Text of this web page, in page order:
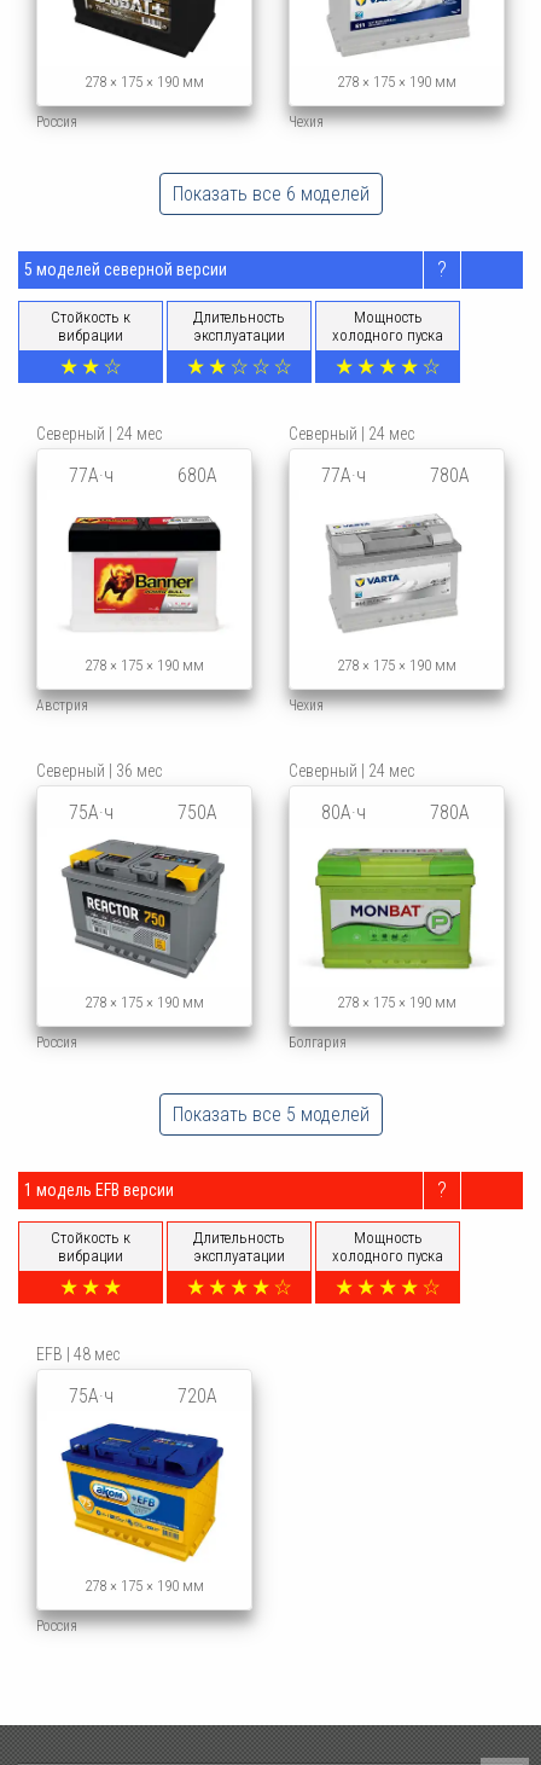
278 × 175 × 190 мм
Россия
278 × 175 × 190 мм
Чехия
Показать все 6 моделей
5 моделей северной версии ?
Стойкость к
вибрации
Длительность
эксплуатации
Мощность
холодного пуска
Северный | 24 мес
77А·ч 680А
278 × 175 × 190 мм
Австрия
Северный | 24 мес
77А·ч 780А
278 × 175 × 190 мм
Чехия
Северный | 36 мес
75А·ч 750А
278 × 175 × 190 мм
Россия
Северный | 24 мес
80А·ч 780А
278 × 175 × 190 мм
Болгария
Показать все 5 моделей
1 модель EFB версии ?
Стойкость к
вибрации
Длительность
эксплуатации
Мощность
холодного пуска
EFB | 48 мес
75А·ч 720А
278 × 175 × 190 мм
Россия